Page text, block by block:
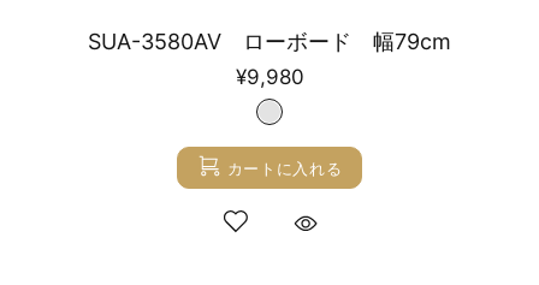
SUA-3580AV ローボード 幅79cm
¥9,980
カートに入れる